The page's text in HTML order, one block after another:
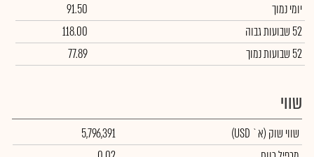
יומי נמוך
91.50
52 שבועות גבוה
118.00
52 שבועות נמוך
77.89
שווי
שווי שוק (א` USD)
5,796,391